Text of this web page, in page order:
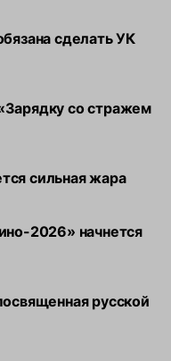
сделать УК
со стражем
сильная жара
2026» начнется
русской